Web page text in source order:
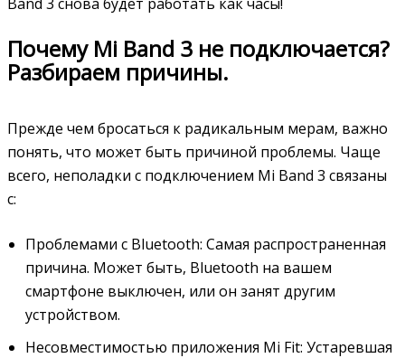
Почему Mi Band 3 не подключается?
Разбираем причины.
Прежде чем бросаться к радикальным мерам, важно
понять, что может быть причиной проблемы. Чаще
всего, неполадки с подключением Mi Band 3 связаны
с:
Проблемами с Bluetooth: Самая распространенная
причина. Может быть, Bluetooth на вашем
смартфоне выключен, или он занят другим
устройством.
Несовместимостью приложения Mi Fit: Устаревшая